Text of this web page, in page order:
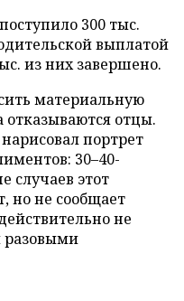
300 тыс.
выплатой
из них завершено.
материальную
отказываются отцы.
портрет
30–40-
случаев этот
но не сообщает
не
разовыми